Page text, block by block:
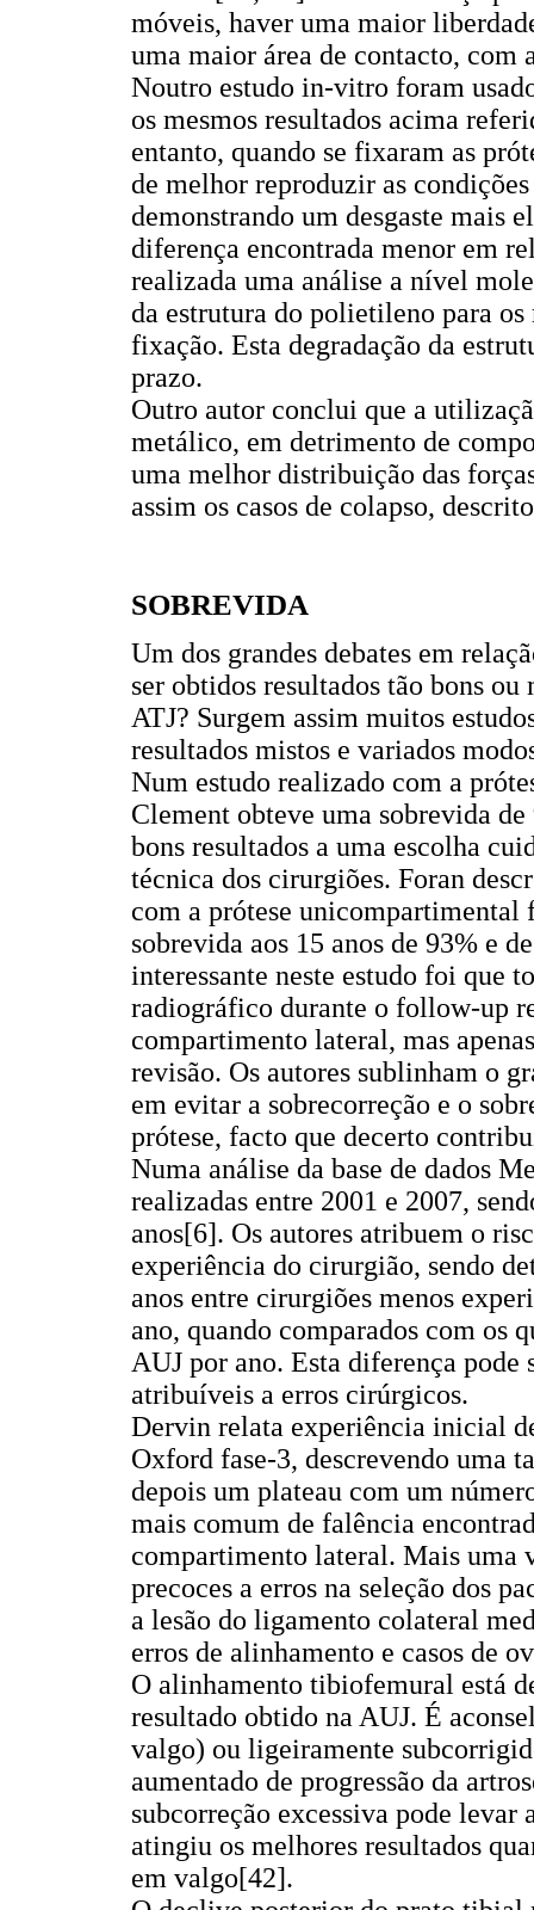
móveis, haver uma maior
uma maior área de contacto,
Noutro estudo in-vitro foram
os mesmos resultados acima
entanto, quando se fixaram as
de melhor reproduzir as
demonstrando um desgaste mais
diferença encontrada menor em
realizada uma análise a nível
da estrutura do polietileno para
fixação. Esta degradação da
prazo.
Outro autor conclui que a
metálico, em detrimento de
uma melhor distribuição das
assim os casos de colapso,
SOBREVIDA
Um dos grandes debates em
ser obtidos resultados tão bons
ATJ? Surgem assim muitos
resultados mistos e variados
Num estudo realizado com a
Clement obteve uma sobrevida
bons resultados a uma escolha
técnica dos cirurgiões. Foran
com a prótese
sobrevida aos 15 anos de 93% e
interessante neste estudo foi que
radiográfico durante o follow-up
compartimento lateral, mas
revisão. Os autores sublinham o
em evitar a sobrecorreção e o
prótese, facto que decerto
Numa análise da base de dados
realizadas entre 2001 e 2007,
anos[6]. Os autores atribuem o
experiência do cirurgião, sendo
anos entre cirurgiões menos
ano, quando comparados com os
AUJ por ano. Esta diferença
atribuíveis a erros cirúrgicos.
Dervin relata experiência inicial
Oxford fase-3, descrevendo uma
depois um plateau com um
mais comum de falência
compartimento lateral. Mais uma
precoces a erros na seleção dos
a lesão do ligamento colateral
erros de alinhamento e casos de
O alinhamento tibiofemural está
resultado obtido na AUJ. É
valgo) ou ligeiramente
aumentado de progressão da
subcorreção excessiva pode
atingiu os melhores resultados
em valgo[42].